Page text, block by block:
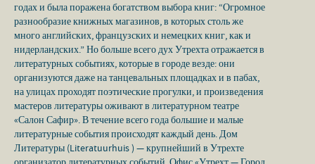
годах и была поражена богатством выбора книг: “Огромное
разнообразие книжных магазинов, в которых столь же
много английских, французских и немецких книг, как и
нидерландских.” Но больше всего дух Утрехта отражается в
литературных событиях, которые в городе везде: они
организуются даже на танцевальных площадках и в пабах,
на улицах проходят поэтические прогулки, и произведения
мастеров литературы оживают в литературном театре
«Салон Сафир». В течение всего года большие и малые
литературные события происходят каждый день. Дом
Литературы (Literatuurhuis ) — крупнейший в Утрехте